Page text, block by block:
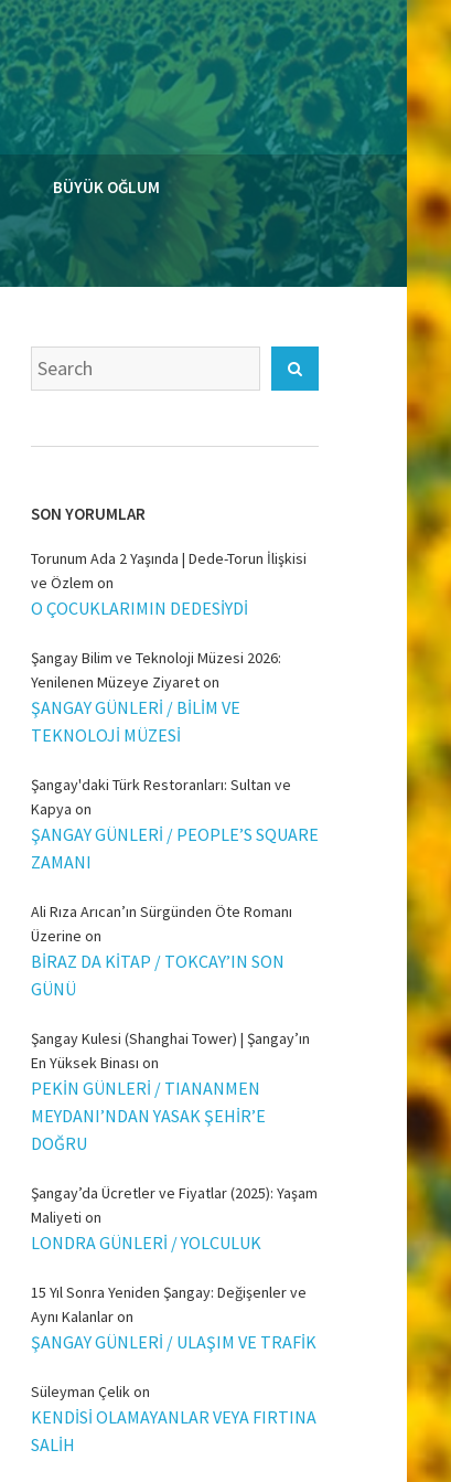
BÜYÜK OĞLUM
Search
for:
SON YORUMLAR
Torunum Ada 2 Yaşında | Dede-Torun İlişkisi
ve Özlem on
O ÇOCUKLARIMIN DEDESİYDİ
Şangay Bilim ve Teknoloji Müzesi 2026:
Yenilenen Müzeye Ziyareton
ŞANGAY GÜNLERİ / BİLİM VE
TEKNOLOJİ MÜZESİ
Şangay'daki Türk Restoranları: Sultan ve
Kapya on
ŞANGAY GÜNLERİ / PEOPLE’S SQUARE
ZAMANI
Ali Rıza Arıcan’ın Sürgünden Öte Romanı
Üzerine on
BİRAZ DA KİTAP / TOKCAY’IN SON
GÜNÜ
Şangay Kulesi (Shanghai Tower) | Şangay’ın
En Yüksek Binası on
PEKİN GÜNLERİ / TIANANMEN
MEYDANI’NDAN YASAK ŞEHİR’E
DOĞRU
Şangay’da Ücretler ve Fiyatlar (2025): Yaşam
Maliyeti on
LONDRA GÜNLERİ / YOLCULUK
15 Yıl Sonra Yeniden Şangay: Değişenler ve
Aynı Kalanlaron
ŞANGAY GÜNLERİ / ULAŞIM VE TRAFİK
Süleyman Çelikon
KENDİSİ OLAMAYANLAR VEYA FIRTINA
SALİH